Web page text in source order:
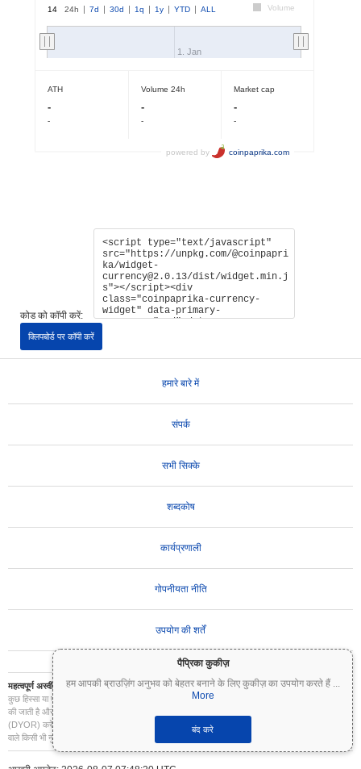
पैप्रिका कुकीज़
हम आपकी ब्राउज़िंग अनुभव को बेहतर बनाने के लिए कुकीज़ का उपयोग करते हैं ...
More
बंद करे
कोड को कॉपी करें:
क्लिपबोर्ड पर कॉपी करें
हमारे बारे में
संपर्क
सभी सिक्के
शब्दकोष
कार्यप्रणाली
गोपनीयता नीति
उपयोग की शर्तें
महत्वपूर्ण अस्वीकरण:क्रिप्टोकरेंसी अत्यधिक अस्थिर हैं और इनमें महत्वपूर्ण जोखिम शामिल है। आप अपने निवेश का
कुछ हिस्सा या पूरा निवेश खो सकते हैं। Coinpaprika पर सभी जानकारी केवल सूचनात्मक उद्देश्यों के लिए प्रदान
की जाती है और यह वित्तीय या निवेश सलाह नहीं है। निवेश के निर्णय लेने से पहले हमेशा अपना स्वयं का शोध
(DYOR) करें और किसी योग्य वित्तीय सलाहकार से परामर्श करें। Coinpaprika इस जानकारी के उपयोग से होने
वाले किसी भी नुकसान के लिए उत्तरदायी नहीं है।